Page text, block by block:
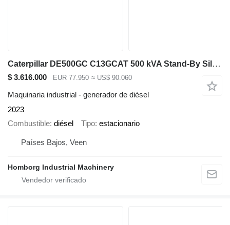
Caterpillar DE500GC C13GCAT 500 kVA Stand-By Silent Generatorset CAT New !
$ 3.616.000 EUR 77.950 ≈ US$ 90.060
Maquinaria industrial - generador de diésel
2023
Combustible diésel Tipo estacionario
Países Bajos, Veen
Homborg Industrial Machinery